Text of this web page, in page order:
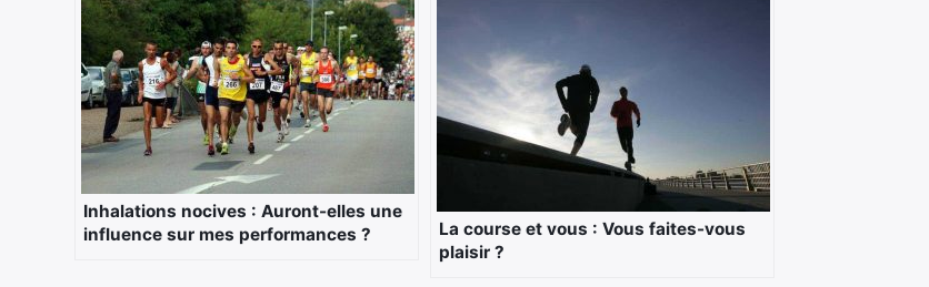
Inhalations nocives : Auront-elles une
influence sur mes performances ?
La course et vous : Vous faites-vous
plaisir ?